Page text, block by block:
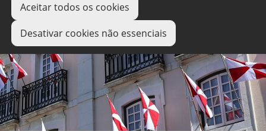
Aceitar todos os cookies
Desativar cookies não essenciais
links úteis